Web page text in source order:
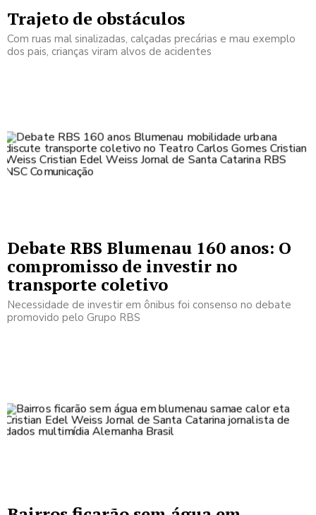
Trajeto de obstáculos
Com ruas mal sinalizadas, calçadas precárias e mau exemplo
dos pais, crianças viram alvos de acidentes
Debate RBS Blumenau 160 anos: O
compromisso de investir no
transporte coletivo
Necessidade de investir em ônibus foi consenso no debate
promovido pelo Grupo RBS